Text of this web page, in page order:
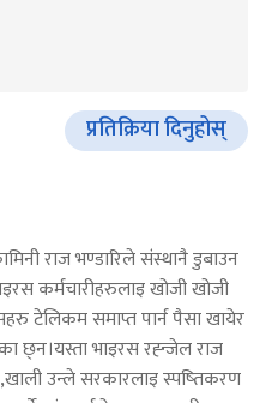
प्रतिक्रिया दिनुहोस्
राज भण्डारिले संंस्थानै डुबाउन
कर्मचारीहरुलाइ खोजी खोजी
टेलिकम समाप्त पार्न पैसा खायेर
छ्न।यस्ता भाइरस रह्न्जेल राज
उन्ले सरकारलाइ स्पष्तिकरण